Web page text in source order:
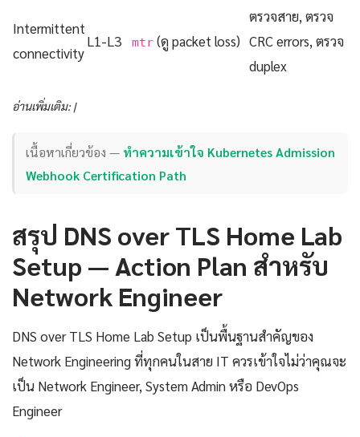
Intermittent
connectivity
L1-L3 mtr (ดู packet loss)
ตรวจสาย, ตรวจ
CRC errors, ตรวจ
duplex
อ่านเพิ่มเติม: |
เนื้อหาเกี่ยวข้อง — ทำความเข้าใจ Kubernetes Admission
Webhook Certification Path
สรุป DNS over TLS Home Lab
Setup — Action Plan สำหรับ
Network Engineer
DNS over TLS Home Lab Setup เป็นพื้นฐานสำคัญของ
Network Engineering ที่ทุกคนในสาย IT ควรเข้าใจไม่ว่าคุณจะ
เป็น Network Engineer, System Admin หรือ DevOps
Engineer